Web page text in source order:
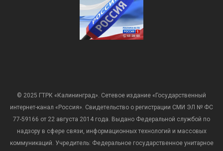
© 2025 ГТРК «Калининград». Сетевое издание «Государственный
интернет-канал «Россия». Свидетельство о регистрации СМИ ЭЛ № ФС
77-59166 от 22 августа 2014 года. Выдано Федеральной службой по
надзору в сфере связи, информационных технологий и массовых
коммуникаций. Учредитель: Федеральное государственное унитарное